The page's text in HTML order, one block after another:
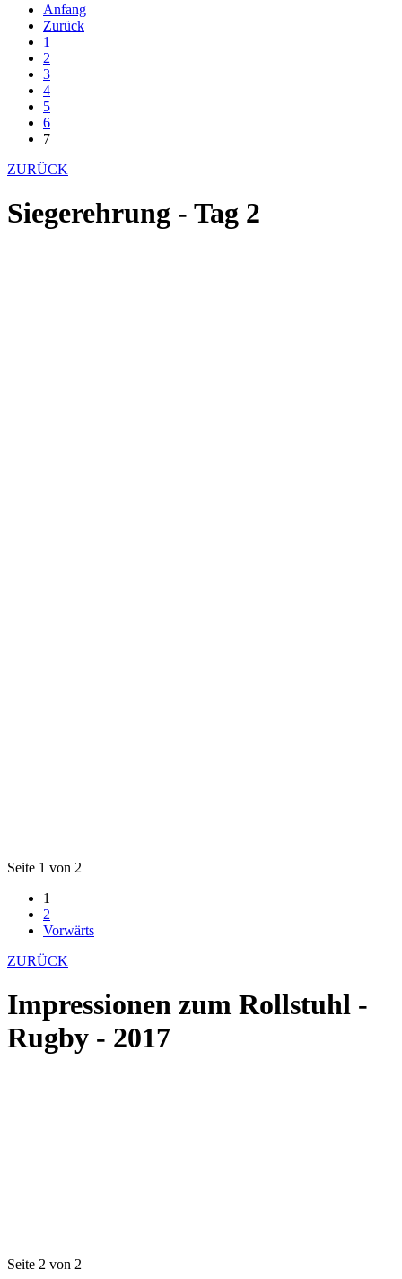
Anfang
Zurück
1
2
3
4
5
6
7
ZURÜCK
Siegerehrung - Tag 2
Seite 1 von 2
1
2
Vorwärts
ZURÜCK
Impressionen zum Rollstuhl -
Rugby - 2017
Seite 2 von 2